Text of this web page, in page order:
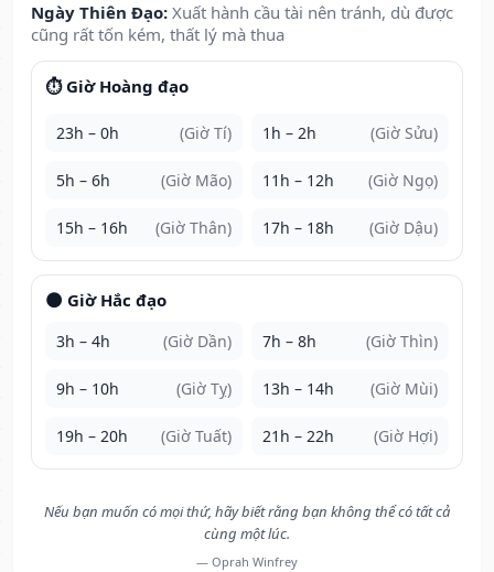
Ngày Thiên Đạo: Xuất hành cầu tài nên tránh, dù được
cũng rất tốn kém, thất lý mà thua
⏱️ Giờ Hoàng đạo
23h – 0h (Giờ Tí) 1h – 2h (Giờ Sửu)
5h – 6h (Giờ Mão) 11h – 12h (Giờ Ngọ)
15h – 16h (Giờ Thân) 17h – 18h (Giờ Dậu)
🌑 Giờ Hắc đạo
3h – 4h (Giờ Dần) 7h – 8h (Giờ Thìn)
9h – 10h (Giờ Tỵ) 13h – 14h (Giờ Mùi)
19h – 20h (Giờ Tuất) 21h – 22h (Giờ Hợi)
Nếu bạn muốn có mọi thứ, hãy biết rằng bạn không thể có tất cả
cùng một lúc.
— Oprah Winfrey